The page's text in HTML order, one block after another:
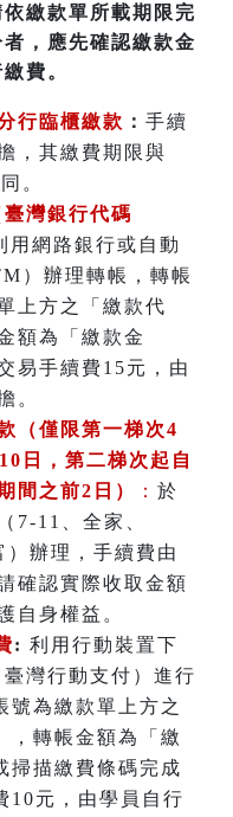
繳款單所載期限完
，應先確認繳款金
費。
行臨櫃繳款 ： 手續
，其繳費期限與
。
灣銀行代碼
用網路銀行或自動
）辦理轉帳，轉帳
上方之「繳款代
額為「繳款金
易手續費15元，由
。
（僅限第一梯次4
日，第二梯次起自
間之前2日）
： 於
7-11、全家、
）辦理 ， 手續費由
確認實際收取金額
自身權益。
: 利用行動裝置下
灣行動支付）進行
號為繳款單上方之
，轉帳金額為「繳
掃描繳費條碼完成
10元，由學員自行